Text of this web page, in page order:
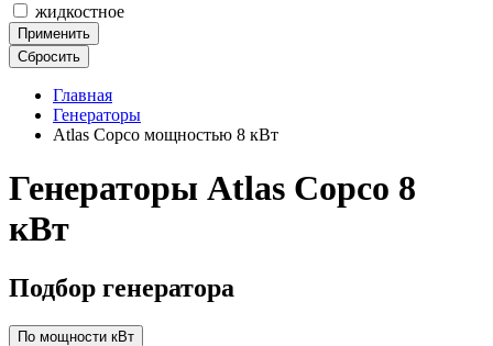
жидкостное
Применить
Сбросить
Главная
Генераторы
Atlas Copco мощностью 8 кВт
Генераторы Atlas Copco 8
кВт
Подбор генератора
По мощности кВт